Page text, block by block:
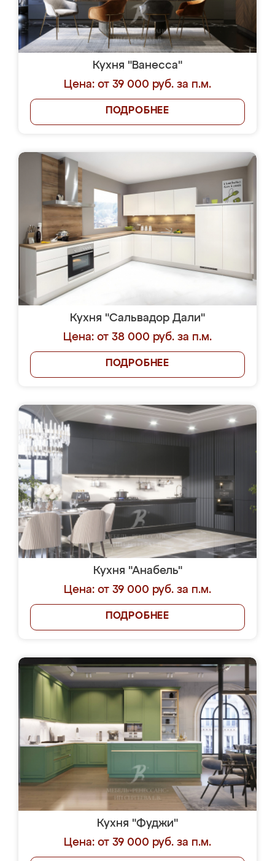
Кухня "Ванесса"
Цена: от 39 000 руб. за п.м.
ПОДРОБНЕЕ
Кухня "Сальвадор Дали"
Цена: от 38 000 руб. за п.м.
ПОДРОБНЕЕ
Кухня "Анабель"
Цена: от 39 000 руб. за п.м.
ПОДРОБНЕЕ
Кухня "Фуджи"
Цена: от 39 000 руб. за п.м.